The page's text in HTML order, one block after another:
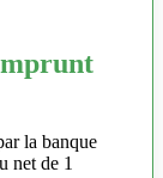
la banque
net de 1